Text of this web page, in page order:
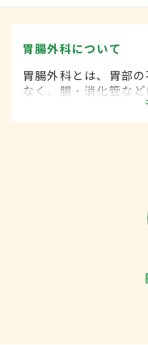
胃腸外科について
胃腸外科とは、胃部
なく、腸・消化管な
う外科の一領域です
腸科と呼ばれていま